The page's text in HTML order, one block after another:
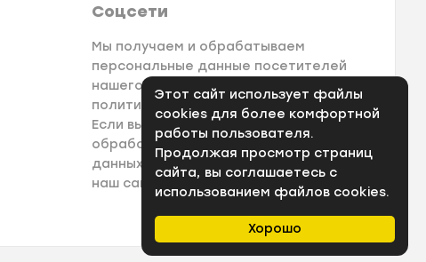
Хорошо
Этот сайт использует файлы
cookies для более комфортной
работы пользователя.
Продолжая просмотр страниц
сайта, вы соглашаетесь с
использованием файлов cookies.
Соцсети
Мы получаем и обрабатываем
персональные данные посетителей
нашего сайта в соответствии с
политикой конфеденциальности.
Если вы не даете согласия на
обработку своих персональных
данных, вам необходимо покинуть
наш сайт.